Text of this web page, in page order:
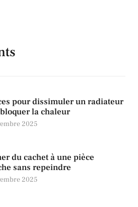
pour dissimuler un radiateur
la chaleur
2025
du cachet à une pièce
sans repeindre
2025